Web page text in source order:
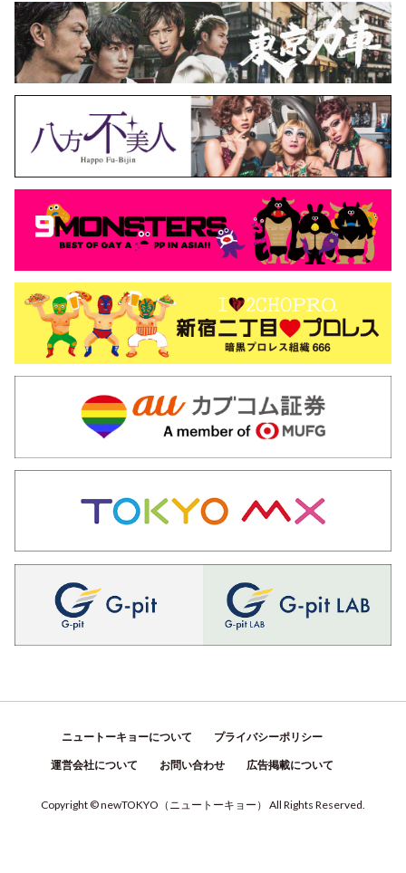
ニュートーキョーについて プライバシーポリシー
運営会社について お問い合わせ 広告掲載について
Copyright © newTOKYO （ ニュートーキョー ） All Rights Reserved.